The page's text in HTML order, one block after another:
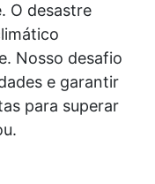
O desastre
Nosso desafio
e garantir
para superar